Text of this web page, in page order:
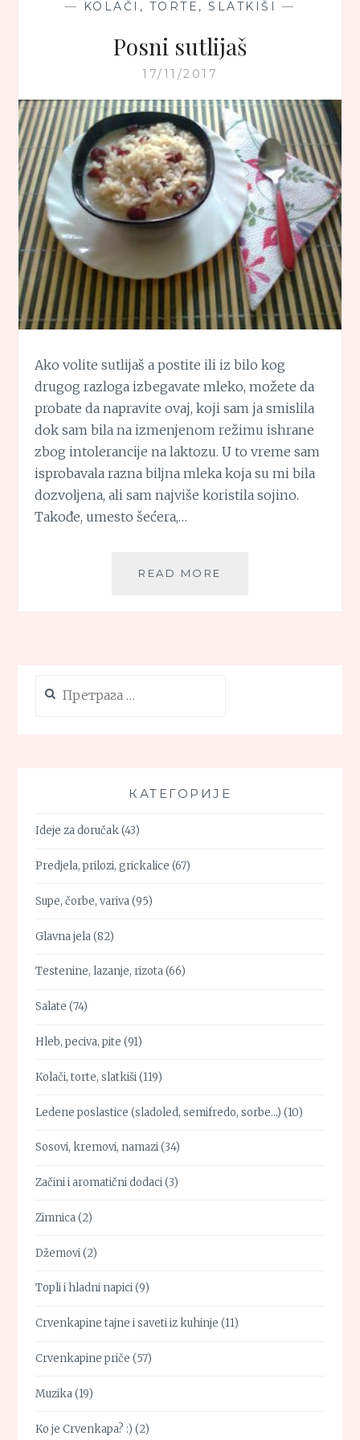
— KOLAČI, TORTE, SLATKIŠI —
Posni sutlijaš
17/11/2017
Ako volite sutlijaš a postite ili iz bilo kog
drugog razloga izbegavate mleko, možete da
probate da napravite ovaj, koji sam ja smislila
dok sam bila na izmenjenom režimu ishrane
zbog intolerancije na laktozu. U to vreme sam
isprobavala razna biljna mleka koja su mi bila
dozvoljena, ali sam najviše koristila sojino.
Takođe, umesto šećera,…
READ MORE
за:
КАТЕГОРИЈЕ
Ideje za doručak(43)
Predjela, prilozi, grickalice (67)
Supe, čorbe, variva(95)
Glavna jela(82)
Testenine, lazanje, rizota(66)
Salate (74)
Hleb, peciva, pite (91)
Kolači, torte, slatkiši(119)
Ledene poslastice (sladoled, semifredo, sorbe…) (10)
Sosovi, kremovi, namazi(34)
Začini i aromatični dodaci(3)
Zimnica(2)
Džemovi(2)
Topli i hladni napici(9)
Crvenkapine tajne i saveti iz kuhinje (11)
Crvenkapine priče (57)
Muzika(19)
Ko je Crvenkapa? :) (2)